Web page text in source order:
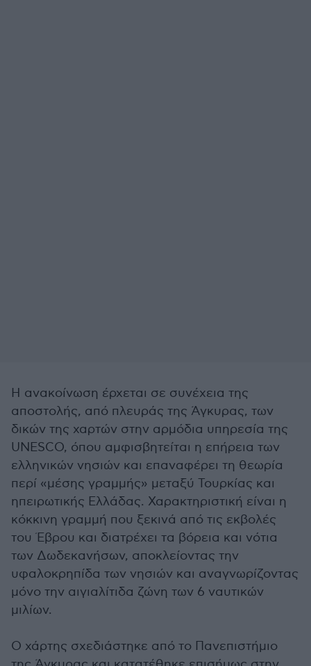
Η ανακοίνωση έρχεται σε συνέχεια της
αποστολής, από πλευράς της Άγκυρας, των
δικών της χαρτών στην αρμόδια υπηρεσία της
UNESCO, όπου αμφισβητείται η επήρεια των
ελληνικών νησιών και επαναφέρει τη θεωρία
περί «μέσης γραμμής» μεταξύ Τουρκίας και
ηπειρωτικής Ελλάδας. Χαρακτηριστική είναι η
κόκκινη γραμμή που ξεκινά από τις εκβολές
του Έβρου και διατρέχει τα βόρεια και νότια
των Δωδεκανήσων, αποκλείοντας την
υφαλοκρηπίδα των νησιών και αναγνωρίζοντας
μόνο την αιγιαλίτιδα ζώνη των 6 ναυτικών
μιλίων.
Ο χάρτης σχεδιάστηκε από το Πανεπιστήμιο